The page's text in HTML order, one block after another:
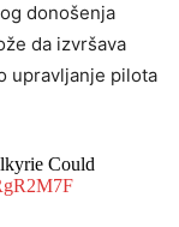
donošenja
da izvršava
upravljanje pilota
Could